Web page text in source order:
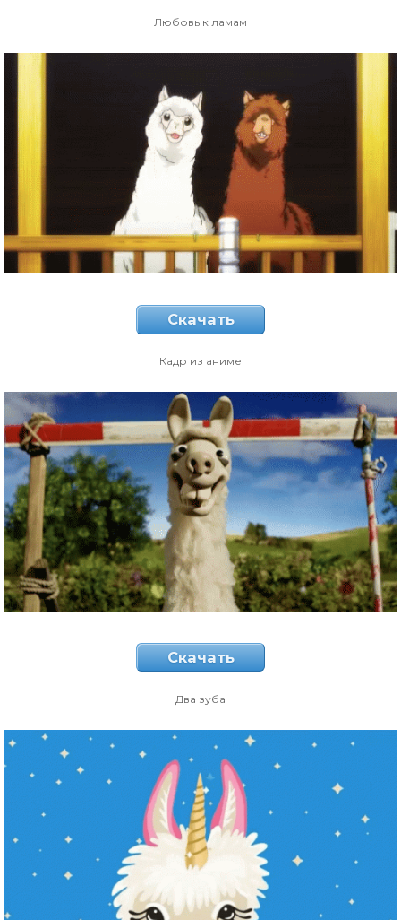
Любовь к ламам
Скачать
Кадр из аниме
Скачать
Два зуба